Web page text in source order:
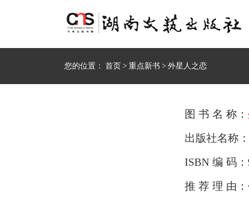
您的位置： 首页 > 重点新书 > 外星人之恋
图 书 名 称：
出版社名称
ISBN 编 码：
推 荐 理 由：